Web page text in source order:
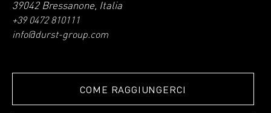
39042 Bressanone, Italia
+39 0472 810111
info@durst-group.com
COME RAGGIUNGERCI